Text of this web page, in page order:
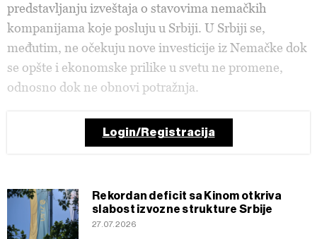
predstavljanju izveštaja o stavovima nemačkih
kompanijama koje posluju u Srbiji. U Srbiji se,
međutim, ne očekuju nove investicije iz Nemačke dok
se opšte i ekonomske prilike u svetu ne promene,
odnosno dok ne obnovi potražnja.
Login/Registracija
Rekordan deficit sa Kinom otkriva
slabost izvozne strukture Srbije
27.07.2026